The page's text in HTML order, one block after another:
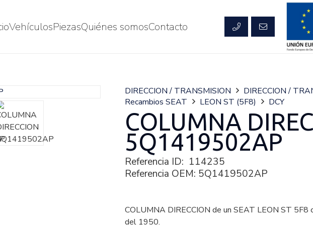
VehículosPiezasQuiénes somosContacto
DIRECCION / TRANSMISION
DIRECCION /
Recambios SEAT
LEON ST (5F8) DCY
COLUMNA
5Q1419502AP
Referencia ID: 114235
Referencia OEM: 5Q1419502AP
COLUMNA DIRECCION de un SEAT LEON ST 5F8
del 1950.